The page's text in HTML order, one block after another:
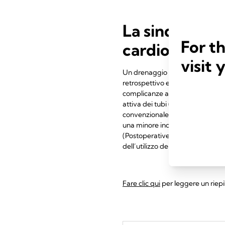
La sindrome
Un drenaggio efficace
retrospettivo esamina
complicanze associate dopo
attiva dei tubi (Active Tube
convenzionale nella riduzione
una minore incidenza di nuovi
(Postoperative Atrial
dell’utilizzo delle risorse sanitarie.
Fare clic qui per leggere un
For
visit